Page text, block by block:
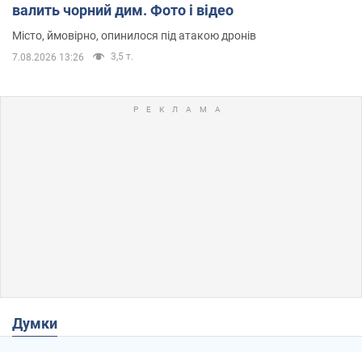
валить чорний дим. Фото і відео
Місто, ймовірно, опинилося під атакою дронів
7.08.2026 13:26 3,5 т.
Думки